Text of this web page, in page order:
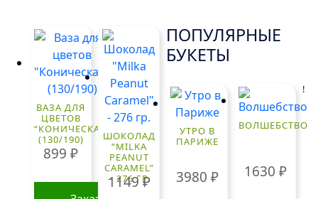
ВАЗА ДЛЯ
ЦВЕТОВ
“КОНИЧЕСКАЯ”
(130/190)
899₽
ШОКОЛАД
“MILKA
PEANUT
CARAMEL”
– 276 ГР.
1149₽
ПОПУЛЯРНЫЕ
БУКЕТЫ
УТРО В
ПАРИЖЕ
3980 ₽
ВОЛШЕБСТВО
1630 ₽
!